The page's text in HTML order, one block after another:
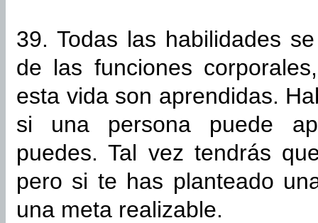
39. Todas las habilidades
de las funciones
esta vida son aprendidas.
si una persona puede
puedes. Tal vez tendrás
pero si te has planteado
una meta realizable.